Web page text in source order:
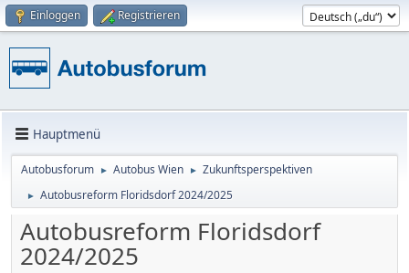
Einloggen Registrieren
Hauptmenü
Autobusforum ► Autobus Wien ► Zukunftsperspektiven
► Autobusreform Floridsdorf 2024/2025
Autobusreform Floridsdorf
2024/2025